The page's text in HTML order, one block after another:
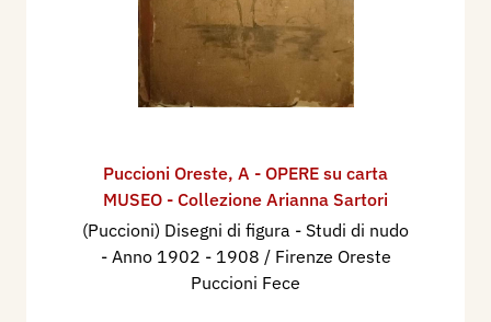
Puccioni Oreste, A - OPERE su carta
MUSEO - Collezione Arianna Sartori
(Puccioni) Disegni di figura - Studi di nudo
- Anno 1902 - 1908 / Firenze Oreste
Puccioni Fece